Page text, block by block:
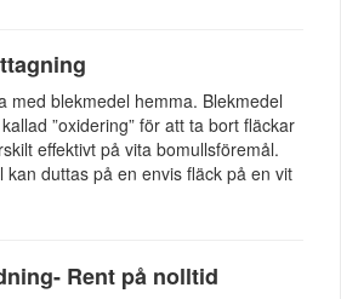
med blekmedel hemma. Blekmedel
”oxidering” för att ta bort fläckar
effektivt på vita bomullsföremål.
kan duttas på en envis fläck på en vit
Rent på nolltid